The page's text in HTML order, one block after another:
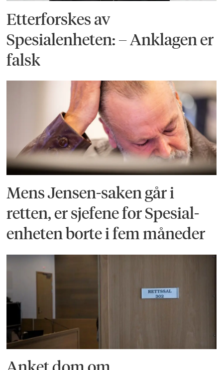
Etterforskes av
Spesialenheten: – Anklagen er
falsk
Mens Jensen-saken går i
retten, er sjefene for Spesial­
enheten borte i fem måneder